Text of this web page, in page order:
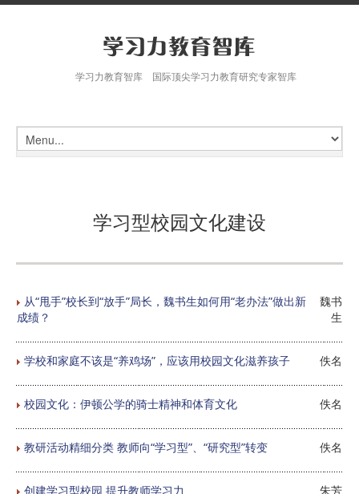
学习力教育智库 国际顶尖学习力教育研究专家智库
学习型校园文化建设
从“甩手”校长到“放手”局长，魏书生如何用“老办法”做出新
成绩？
魏书
生
学校和家庭不该是“养鸡场”，应该用校园文化滋养孩子 佚名
校园文化：伊顿公学的骑士精神和体育文化 佚名
教研活动精细分类 教师向“学习型”、“研究型”转变 佚名
创建学习型校园 提升教师学习力 朱芳